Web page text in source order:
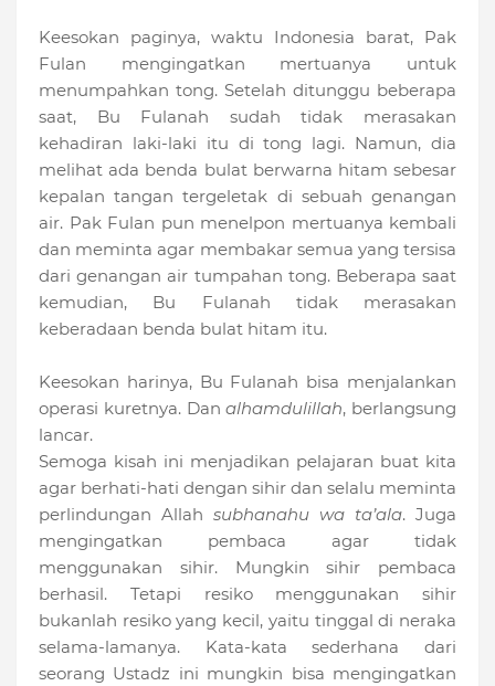
Keesokan paginya, waktu Indonesia barat, Pak
Fulan mengingatkan mertuanya untuk
menumpahkan tong. Setelah ditunggu beberapa
saat, Bu Fulanah sudah tidak merasakan
kehadiran laki-laki itu di tong lagi. Namun, dia
melihat ada benda bulat berwarna hitam sebesar
kepalan tangan tergeletak di sebuah genangan
air. Pak Fulan pun menelpon mertuanya kembali
dan meminta agar membakar semua yang tersisa
dari genangan air tumpahan tong. Beberapa saat
kemudian, Bu Fulanah tidak merasakan
keberadaan benda bulat hitam itu.
Keesokan harinya, Bu Fulanah bisa menjalankan
operasi kuretnya. Danalhamdulillah, berlangsung
lancar.
Semoga kisah ini menjadikan pelajaran buat kita
agar berhati-hati dengan sihir dan selalu meminta
perlindungan Allah subhanahu wa ta’ala. Juga
mengingatkan pembaca agar tidak
menggunakan sihir. Mungkin sihir pembaca
berhasil. Tetapi resiko menggunakan sihir
bukanlah resiko yang kecil, yaitu tinggal di neraka
selama-lamanya. Kata-kata sederhana dari
seorang Ustadz ini mungkin bisa mengingatkan